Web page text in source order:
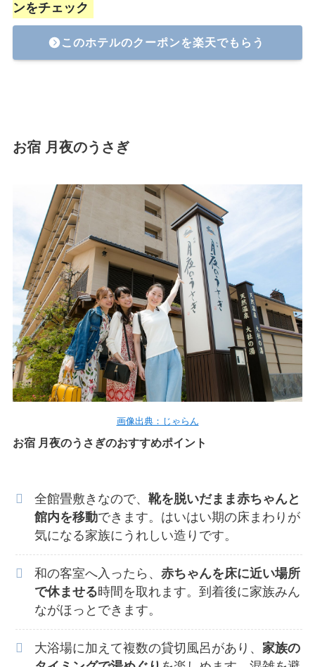
ンをチェック
このホテルのクーポンを楽天でもらう
お宿 月夜のうさぎ
画像出典：じゃらん
お宿 月夜のうさぎのおすすめポイント
全館畳敷きなので、靴を脱いだまま赤ちゃんと
館内を移動できます。はいはい期の床まわりが
気になる家族にうれしい造りです。
和の客室へ入ったら、赤ちゃんを床に近い場所
で休ませる時間を取れます。到着後に家族みん
ながほっとできます。
大浴場に加えて複数の貸切風呂があり、家族の